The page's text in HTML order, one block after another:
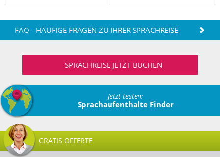
FAQ - HÄUFIGE FRAGEN ZU IHRER SPRACHREISE
SPRACHREISE JETZT BUCHEN
Jetzt testen:
Sprachaufenthalte Finder
GRATIS OFFERTE